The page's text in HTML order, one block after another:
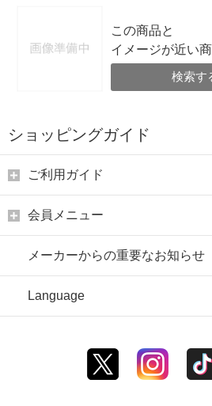
この商品と
イメージが近い
検索す
ショッピングガイド
ご利用ガイド
会員メニュー
メーカーからの重要なお知らせ
Language